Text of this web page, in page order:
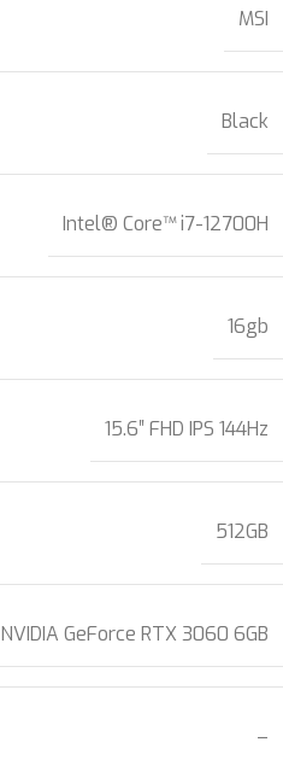
MSI
Black
Intel® Core™ i7-12700H
16gb
15.6″ FHD IPS 144Hz
512GB
NVIDIA GeForce RTX 3060 6GB
–